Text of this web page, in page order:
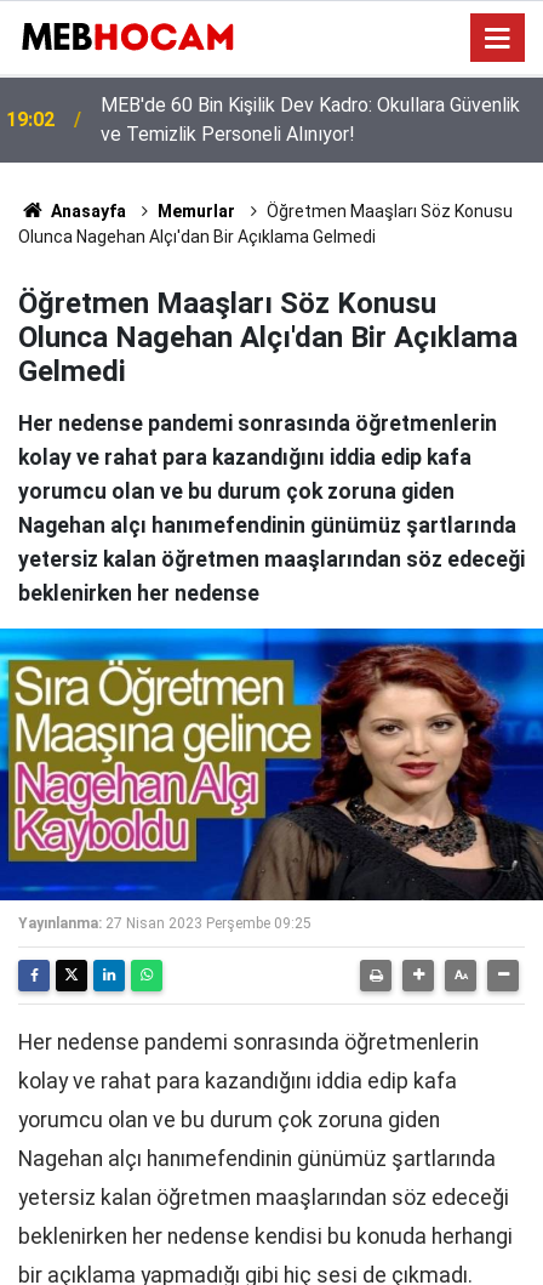
12:02
MEB'den Öğretmenlere Yoğun Seminer Programı:
Masada Yeni Müfredat Var
Anasayfa Memurlar
Öğretmen Maaşları Söz Konusu
Olunca Nagehan Alçı'dan Bir Açıklama Gelmedi
Öğretmen Maaşları Söz Konusu
Olunca Nagehan Alçı'dan Bir Açıklama
Gelmedi
Her nedense pandemi sonrasında öğretmenlerin
kolay ve rahat para kazandığını iddia edip kafa
yorumcu olan ve bu durum çok zoruna giden
Nagehan alçı hanımefendinin günümüz şartlarında
yetersiz kalan öğretmen maaşlarından söz edeceği
beklenirken her nedense
Yayınlanma: 27 Nisan 2023 Perşembe 09:25
Her nedense pandemi sonrasında öğretmenlerin
kolay ve rahat para kazandığını iddia edip kafa
yorumcu olan ve bu durum çok zoruna giden
Nagehan alçı hanımefendinin günümüz şartlarında
yetersiz kalan öğretmen maaşlarından söz edeceği
beklenirken her nedense kendisi bu konuda herhangi
bir açıklama yapmadığı gibi hiç sesi de çıkmadı.